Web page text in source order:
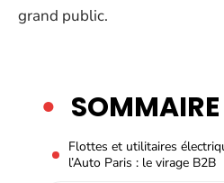
grand public.
SOMMAIRE
Flottes et utilitaires
l’Auto Paris : le virage B2B